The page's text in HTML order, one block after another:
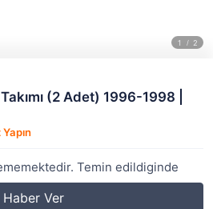
(2 Adet) 1996-1998 |
Temin edildiginde
Haber Ver